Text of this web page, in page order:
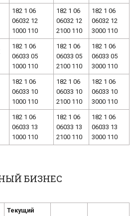
182 1 06
06032 12
1000 110
182 1 06
06032 12
2100 110
182 1 06
06032 12
3000 110
182 1 06
06033 05
1000 110
182 1 06
06033 05
2100 110
182 1 06
06033 05
3000 110
182 1 06
06033 10
1000 110
182 1 06
06033 10
2100 110
182 1 06
06033 10
3000 110
182 1 06
06033 13
1000 110
182 1 06
06033 13
2100 110
182 1 06
06033 13
3000 110
БИЗНЕС
Текущий